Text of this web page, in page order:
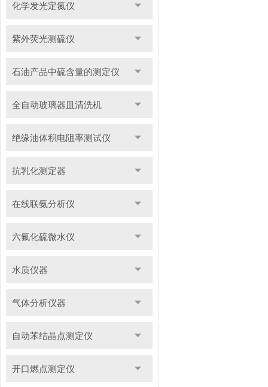
化学发光定氮仪
紫外荧光测硫仪
石油产品中硫含量的测定仪
全自动玻璃器皿清洗机
绝缘油体积电阻率测试仪
抗乳化测定器
在线联氨分析仪
六氟化硫微水仪
水质仪器
气体分析仪器
自动苯结晶点测定仪
开口燃点测定仪